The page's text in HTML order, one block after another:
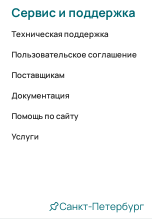
Сервис и поддержка
Техническая поддержка
Пользовательское соглашение
Поставщикам
Документация
Помощь по сайту
Услуги
Санкт-Петербург